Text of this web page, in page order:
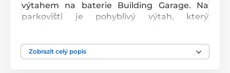
výtahem na baterie Building Garage. Na
parkovišti je pohyblivý výtah, který
manuálně. Během jeho pohybu se spouští
melodie a osvětlení. Každé patro má
Zobrazit celý popis